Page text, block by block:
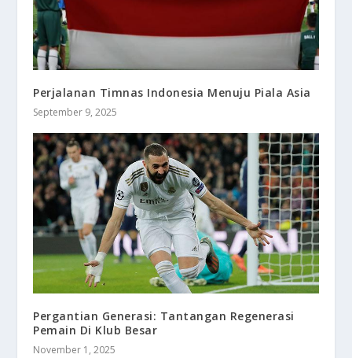
Perjalanan Timnas Indonesia Menuju Piala Asia
September 9, 2025
Pergantian Generasi: Tantangan Regenerasi
Pemain Di Klub Besar
November 1, 2025